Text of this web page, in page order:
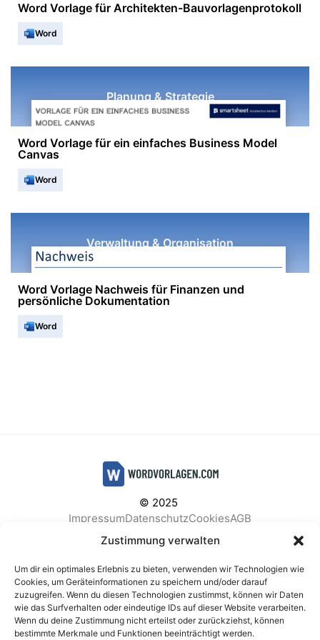
Zustimmung verwalten
Um dir ein optimales Erlebnis zu bieten, verwenden wir Technologien wie
Cookies, um Geräteinformationen zu speichern und/oder darauf
zuzugreifen. Wenn du diesen Technologien zustimmst, können wir Daten
wie das Surfverhalten oder eindeutige IDs auf dieser Website verarbeiten.
Wenn du deine Zustimmung nicht erteilst oder zurückziehst, können
bestimmte Merkmale und Funktionen beeinträchtigt werden.
Word Vorlage für Architekten-Bauvorlagenprotokoll
Word
Planung & Strategie
Word Vorlage für ein einfaches Business Model
Canvas
Word
Verwaltung & Organisation
Word Vorlage Nachweis für Finanzen und
persönliche Dokumentation
Word
© 2025
ImpressumDatenschutzCookiesAGB
Facebook
Instagram
BELIEBTE KATEGORIEN
Berichte & Analysen Business
Einkauf & Beschaffung